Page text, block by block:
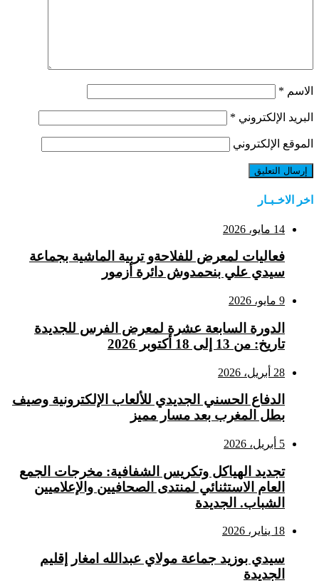
الاسم *
البريد الإلكتروني *
الموقع الإلكتروني
اخر الاخـبـار
14 مايو، 2026
فعاليات لمعرض للفلاحةو تربية الماشية بجماعة
سيدي علي بنحمدوش دائرة أزمور
9 مايو، 2026
الدورة السابعة عشرة لمعرض الفرس للجديدة
تاريخ: من 13 إلى 18 أكتوبر 2026
28 أبريل، 2026
الدفاع الحسني الجديدي للألعاب الإلكترونية وصيف
بطل المغرب بعد مسار مميز
5 أبريل، 2026
تجديد الهياكل وتكريس الشفافية: مخرجات الجمع
العام الاستثنائي لمنتدى الصحافيين والإعلاميين
الشباب. الجديدة
18 يناير، 2026
سيدي بوزيد جماعة مولاي عبدالله امغار إقليم
الجديدة